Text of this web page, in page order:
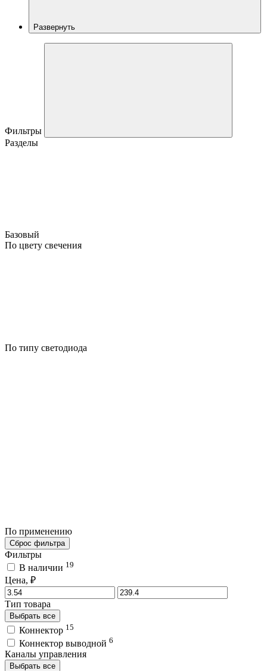
Развернуть
Фильтры
Разделы
Базовый
По цвету свечения
По типу светодиода
По применению
Сброс фильтра
Фильтры
В наличии 19
Цена, ₽
Тип товара
Выбрать все
Коннектор 15
Коннектор выводной 6
Каналы управления
Выбрать все